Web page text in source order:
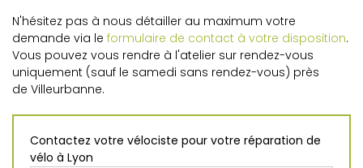
N'hésitez pas à nous détailler au maximum votre
demande via le formulaire de contact à votre disposition.
Vous pouvez vous rendre à l'atelier sur rendez-vous
uniquement (sauf le samedi sans rendez-vous) près
de Villeurbanne.
Contactez votre vélociste pour votre réparation de
vélo à Lyon